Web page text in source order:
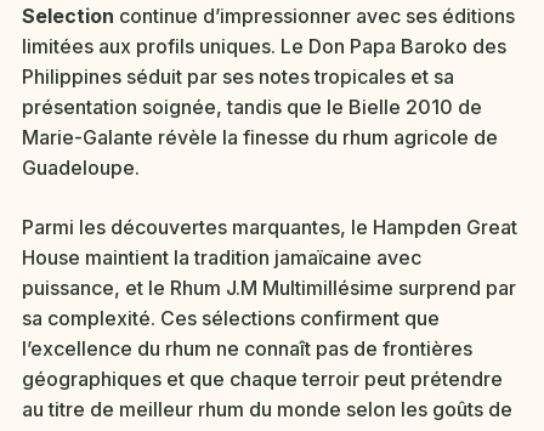
Selection continue d’impressionner avec ses éditions
limitées aux profils uniques. Le Don Papa Baroko des
Philippines séduit par ses notes tropicales et sa
présentation soignée, tandis que le Bielle 2010 de
Marie-Galante révèle la finesse du rhum agricole de
Guadeloupe.
Parmi les découvertes marquantes, le Hampden Great
House maintient la tradition jamaïcaine avec
puissance, et le Rhum J.M Multimillésime surprend par
sa complexité. Ces sélections confirment que
l’excellence du rhum ne connaît pas de frontières
géographiques et que chaque terroir peut prétendre
au titre de meilleur rhum du monde selon les goûts de